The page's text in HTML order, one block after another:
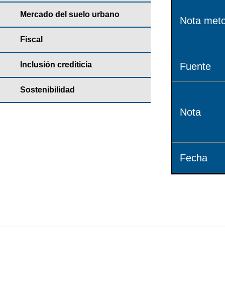
Mercado del suelo urbano
Fiscal
Inclusión crediticia
Sostenibilidad
Nota
Fuente
Nota
Fecha